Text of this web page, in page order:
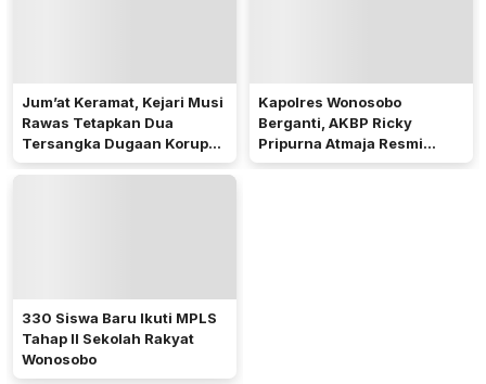
Jum’at Keramat, Kejari Musi
Rawas Tetapkan Dua
Tersangka Dugaan Korupsi
Dana PSR
Kapolres Wonosobo
Berganti, AKBP Ricky
Pripurna Atmaja Resmi
Menjabat
330 Siswa Baru Ikuti MPLS
Tahap II Sekolah Rakyat
Wonosobo